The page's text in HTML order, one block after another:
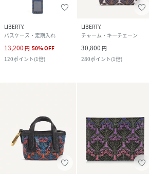
LIBERTY.
パスケース・定期入れ
13,200 円 50%OFF
120ポイント(1倍)
LIBERTY.
チャーム・キーチェーン
30,800 円
280ポイント(1倍)